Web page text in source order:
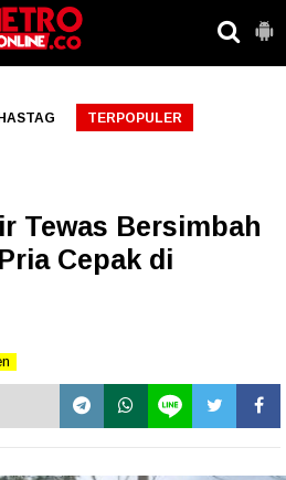
HASTAG TERPOPULER
Tewas Bersimbah
Cepak di